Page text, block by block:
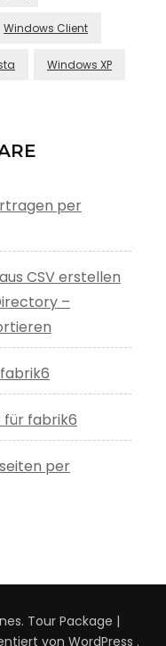
Windows Client
Windows XP
per
CSV erstellen
–
für fabrik6
per
. Tour Package |
von WordPress .